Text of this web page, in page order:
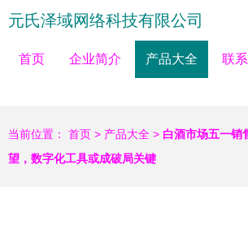
元氏泽域网络科技有限公司
首页 企业简介 产品大全 联
当前位置： 首页 > 产品大全 > 白酒市场五一销
望，数字化工具或成破局关键